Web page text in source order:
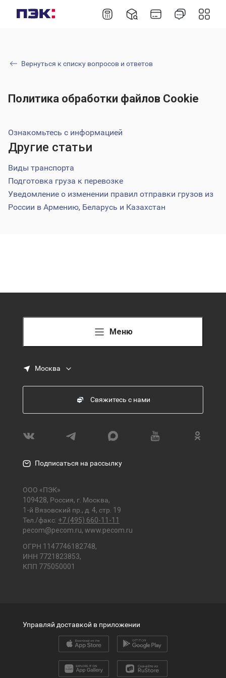
Вернуться к списку вопросов и ответов
Политика обработки файлов Cookie
Ознакомьтесь с информацией
Другие статьи
Виды транспорта
Подготовка груза к перевозке
Уведомление о изменении правил отправки грузов из
России в Армению, Беларусь и Казахстан
Меню
Москва
Свяжитесь с нами
Подписаться на рассылку
ООО «ПЭК»
109428, Россия, г. Москва,
1-й Вязовский пр., д. 4, стр. 19
Тел./факс: +7 (495) 660-11-11
pecom@pecom.ru, www.pecom.ru
ОГРН 1147746182748,
ИНН 7721823853,
КПП 775050001
Управляй доставкой в приложении